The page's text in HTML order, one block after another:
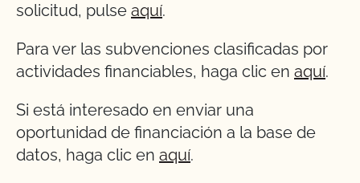
solicitud, pulse aquí.
Para ver las subvenciones clasificadas por
actividades financiables, haga clic en aquí.
Si está interesado en enviar una
oportunidad de financiación a la base de
datos, haga clic en aquí.